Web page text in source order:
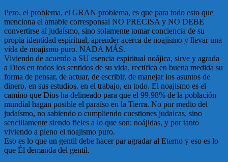
Pero, el problema, el GRAN problema, es que para todo esto que
menciona el amable corresponsal NO PRECISA y NO DEBE
convertirse al judaísmo, sino solamente tomar conciencia de su
propia identidad espiritual, aprender acerca de noajismo y llevar una
vida de noajismo puro. NADA MÁS.
Viviendo de acuerdo a SU esencia espiritual noájica, sirve y agrada
a Dios en todos los sentidos de su vida, rectifica en buena medida su
forma de pensar, de actuar, de escribir, de manejar los asuntos de
dinero, en sus estudios, en el trabajo, en todo. El noajismo es el
camino que Dios ha delineado para que el 99.98% de la población
mundial hagan posible el paraíso en la Tierra. No por medio del
judaísmo, no sabiendo o cumpliendo cuestiones judaicas, sino
sencillamente siendo fieles a lo que son: noájidas, y por tanto
viviendo a pleno el noajismo puro.
Eso es lo que un gentil debe hacer par agradar al Eterno y eso es lo
que Él demanda del gentil.